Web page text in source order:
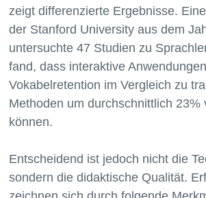
zeigt differenzierte Ergebnisse.
der Stanford University aus dem
untersuchte 47 Studien zu
fand, dass interaktive
Vokabelretention im Vergleich zu
Methoden um durchschnittlich 23%
können.
Entscheidend ist jedoch nicht die
sondern die didaktische Qualität.